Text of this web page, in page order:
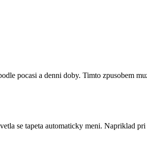
pocasi a denni doby. Timto zpusobem
se tapeta automaticky meni. Napriklad